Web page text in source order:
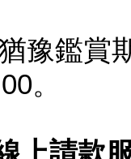
豫鑑賞
。
上請款